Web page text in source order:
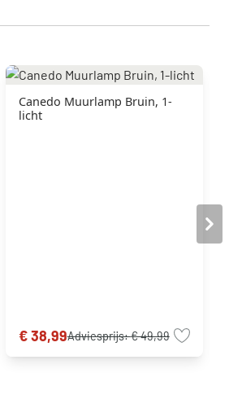
Canedo Muurlamp Bruin, 1-
licht
€ 38,99Adviesprijs:€ 49,99